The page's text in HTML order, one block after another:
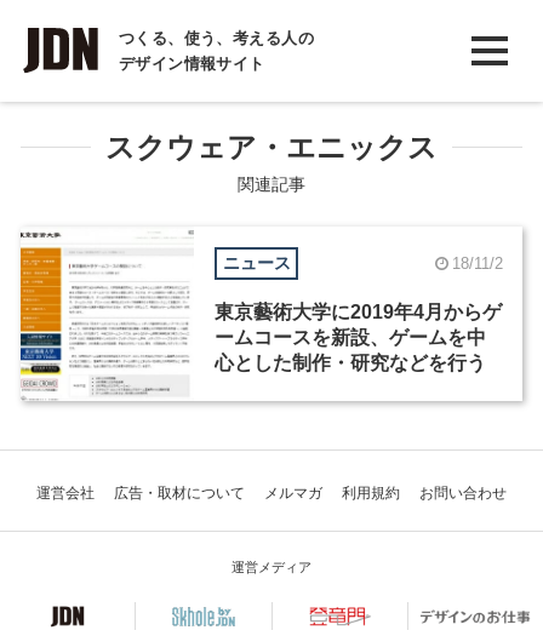
つくる、使う、考える人の
デザイン情報サイト
INTERVIEW
インタビュー
REPORT
COLUMN
コラム
スクウェア・エニックス
関連記事
ニュース 18/11/2
東京藝術大学に2019年4月からゲ
ームコースを新設、ゲームを中
心とした制作・研究などを行う
運営会社 広告・取材について メルマガ 利用規約 お問い合わせ
運営メディア